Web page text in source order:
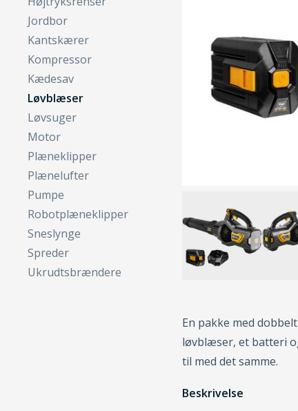
Jordbor
Kantskærer
Kompressor
Kædesav
Løvblæser
Løvsuger
Motor
Plæneklipper
Plænelufter
Pumpe
Robotplæneklipper
Sneslynge
Spreder
Ukrudtsbrændere
En pakke med
løvblæser, et batteri
til med det samme.
Beskrivelse